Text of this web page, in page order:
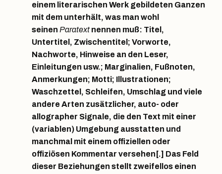
einem literarischen Werk gebildeten Ganzen
mit dem unterhält, was man wohl
seinen Paratextnennen muß: Titel ,
Untertitel, Zwischentitel; Vorworte,
Nachworte, Hinweise an den Leser,
Einleitungen usw.; Marginalien, Fußnoten,
Anmerkungen; Motti; Illustrationen;
Waschzettel, Schleifen, Umschlag und viele
andere Arten zusätzlicher, auto- oder
allographer Signale, die den Text mit einer
(variablen) Umgebung ausstatten und
manchmal mit einem offiziellen oder
offiziösen Kommentar versehen[.] Das Feld
dieser Beziehungen stellt zweifellos einen